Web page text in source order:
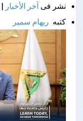
نشر فى آخر الأخبار |
كتبه ريهام سمير